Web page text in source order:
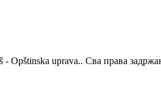
Opštinska uprava.. Сва права